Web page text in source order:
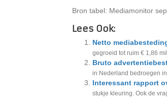
Bron tabel: Mediamonitor
Lees Ook:
Netto
gegroeid tot ruim € 1,86
Bruto
in Nederland bedroegen
Interessant rapport
stukje kleuring. Ook de